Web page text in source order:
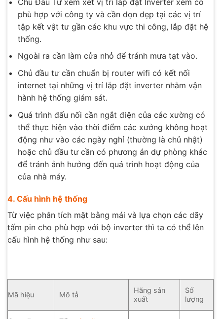
phù hợp với công ty và cần dọn dẹp tại các vị trí
tập kết vật tư gần các khu vực thi công, lắp đặt hệ
thống.
Ngoài ra cần làm cửa nhỏ để tránh mưa tạt vào.
Chủ đầu tư cần chuẩn bị router wifi có kết nối
internet tại những vị trí lắp đặt inverter nhằm vận
hành hệ thống giám sát.
Quá trình đấu nối cần ngắt điện của các xường có
thể thực hiện vào thời điểm các xưởng không hoạt
động như vào các ngày nghỉ (thường là chủ nhật)
hoặc chủ đầu tư cần có phương án dự phòng khác
để tránh ảnh hưởng đến quá trình hoạt động của
của nhà máy.
4. Cấu hình hệ thống
Từ việc phân tích mặt bằng mái và lựa chọn các dãy
tấm pin cho phù hợp với bộ inverter thì ta có thể lên
cấu hình hệ thống như sau:
Mã hiệu Mô tả
Hãng sản
xuất
Số
lượng